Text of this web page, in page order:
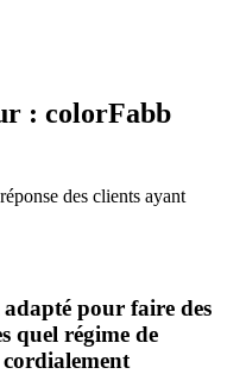
: colorFabb
des clients ayant
pour faire des
quel régime de